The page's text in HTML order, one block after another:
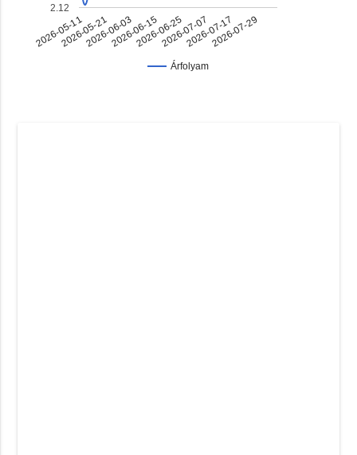
Árfolyam
2026-05-112026-05-212026-06-032026-06-152026-06-252026-07-072026-07-172026-07-29
2.12